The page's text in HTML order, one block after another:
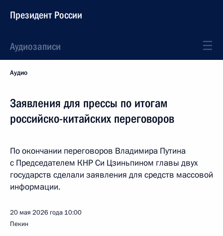
Президент России
Аудиозаписи
Аудио
Заявления для прессы по итогам
российско-китайских переговоров
По окончании переговоров Владимира Путина
с Председателем КНР Си Цзиньпином главы двух
государств сделали заявления для средств массовой
информации.
20 мая 2026 года 10:00
Пекин